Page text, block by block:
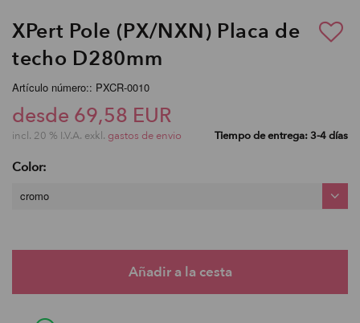
XPert Pole (PX/NXN) Placa de
techo D280mm
Artículo número:: PXCR-0010
desde 69,58 EUR
incl. 20 % I.V.A. exkl. gastos de envio Tiempo de entrega: 3-4 días
Color:
cromo